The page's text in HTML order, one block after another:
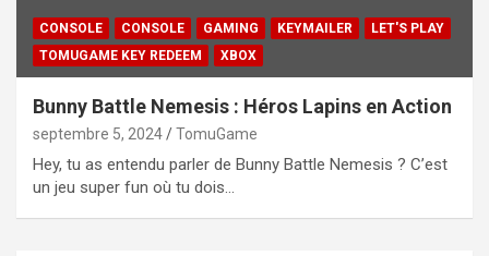
CONSOLE CONSOLE GAMING KEYMAILER
LET'S PLAY
TOMUGAME KEY REDEEM
XBOX
Bunny Battle Nemesis : Héros Lapins en Action
septembre 5, 2024 TomuGame
Hey, tu as entendu parler de Bunny Battle Nemesis ? C’est
un jeu super fun où tu dois…